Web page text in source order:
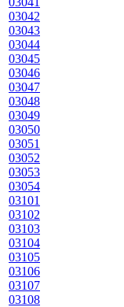
03042
03043
03044
03045
03046
03047
03048
03049
03050
03051
03052
03053
03054
03101
03102
03103
03104
03105
03106
03107
03108